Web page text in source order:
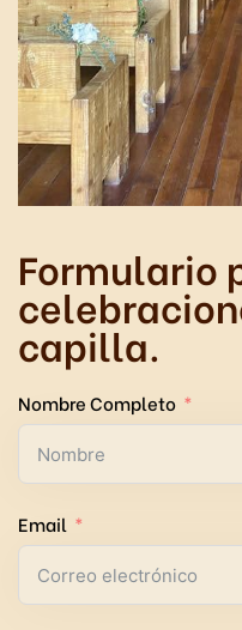
Formulario
capilla.
Nombre Completo
Email